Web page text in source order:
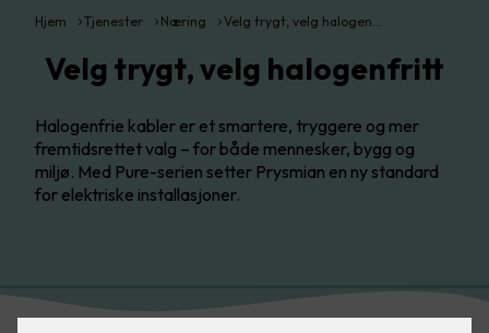
Hjem Tjenester Næring Velg trygt, velg halogen…
Velg trygt, velg halogenfritt
Halogenfrie kabler er et smartere, tryggere og mer
fremtidsrettet valg – for både mennesker, bygg og
miljø. Med Pure-serien setter Prysmian en ny standard
for elektriske installasjoner.